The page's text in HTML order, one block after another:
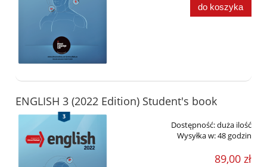
do koszyka
ENGLISH 3 (2022 Edition) Student's book
Dostępność:duża ilość
Wysyłka w:48 godzin
89,00 zł